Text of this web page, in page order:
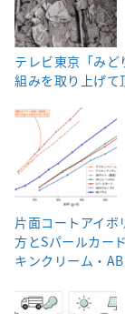
テレビ東京「みど
組みを取り上げて
片面コートアイ
方とSパールカー
キンクリーム・